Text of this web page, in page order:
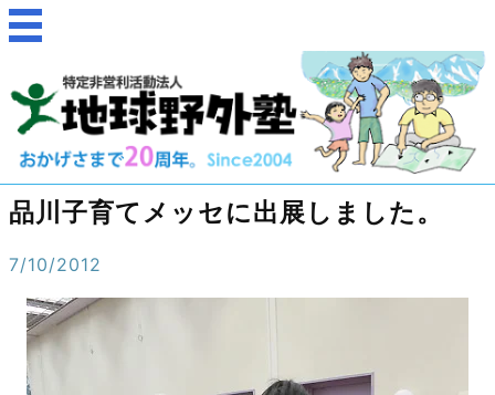
品川子育てメッセに出展しました。
7/10/2012